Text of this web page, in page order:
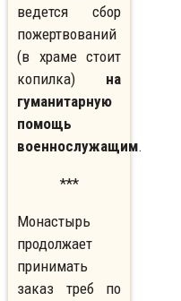
ведется сбор
пожертвований
(в храме стоит
копилка) на
гуманитарную
помощь
военнослужащим.
***
Монастырь
продолжает
принимать
заказ треб по